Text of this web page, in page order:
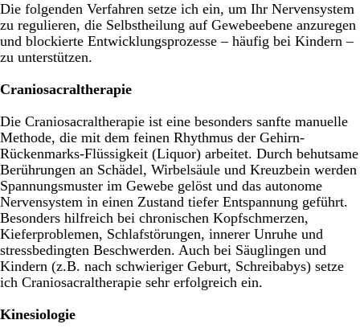
Die folgenden Verfahren setze ich ein, um Ihr Nervensystem
zu regulieren, die Selbstheilung auf Gewebeebene anzuregen
und blockierte Entwicklungsprozesse – häufig bei Kindern –
zu unterstützen.
Craniosacraltherapie
Die Craniosacraltherapie ist eine besonders sanfte manuelle
Methode, die mit dem feinen Rhythmus der Gehirn-
Rückenmarks-Flüssigkeit (Liquor) arbeitet. Durch behutsame
Berührungen an Schädel, Wirbelsäule und Kreuzbein werden
Spannungsmuster im Gewebe gelöst und das autonome
Nervensystem in einen Zustand tiefer Entspannung geführt.
Besonders hilfreich bei chronischen Kopfschmerzen,
Kieferproblemen, Schlafstörungen, innerer Unruhe und
stressbedingten Beschwerden. Auch bei Säuglingen und
Kindern (z.B. nach schwieriger Geburt, Schreibabys) setze
ich Craniosacraltherapie sehr erfolgreich ein.
Kinesiologie